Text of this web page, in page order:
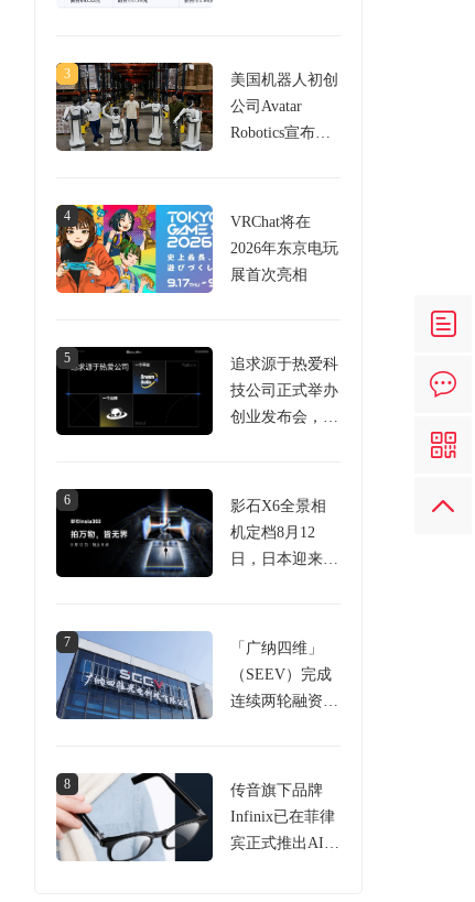
3
美国机器人初创
公司Avatar
Robotics宣布完
于用VR头显控
制机器人
4
VRChat将在
2026年东京电玩
展首次亮相
5
追求源于热爱科
技公司正式举办
创业发布会，发
众筹平台
6
影石X6全景相
机定档8月12
日，日本迎来首
7
「广纳四维」
（SEEV）完成
连续两轮融资，
8
传音旗下品牌
Infinix已在菲律
宾正式推出AI